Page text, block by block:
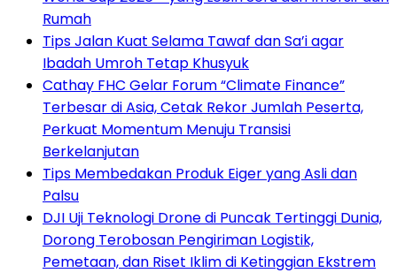
Rumah
Tips Jalan Kuat Selama Tawaf dan Sa’i agar
Ibadah Umroh Tetap Khusyuk
Cathay FHC Gelar Forum “Climate Finance”
Terbesar di Asia, Cetak Rekor Jumlah Peserta,
Perkuat Momentum Menuju Transisi
Berkelanjutan
Tips Membedakan Produk Eiger yang Asli dan
Palsu
DJI Uji Teknologi Drone di Puncak Tertinggi Dunia,
Dorong Terobosan Pengiriman Logistik,
Pemetaan, dan Riset Iklim di Ketinggian Ekstrem